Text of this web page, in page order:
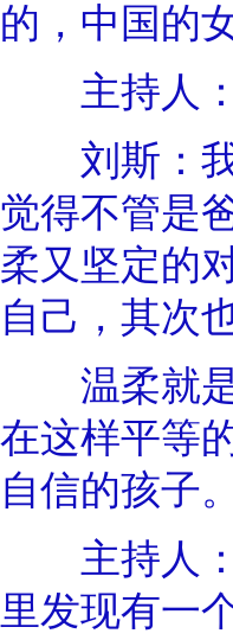
的，中国的
主持人：
刘斯：我
觉得不管是
柔又坚定的
自己，其次
温柔就是
在这样平等
自信的孩子。
主持人：
里发现有一